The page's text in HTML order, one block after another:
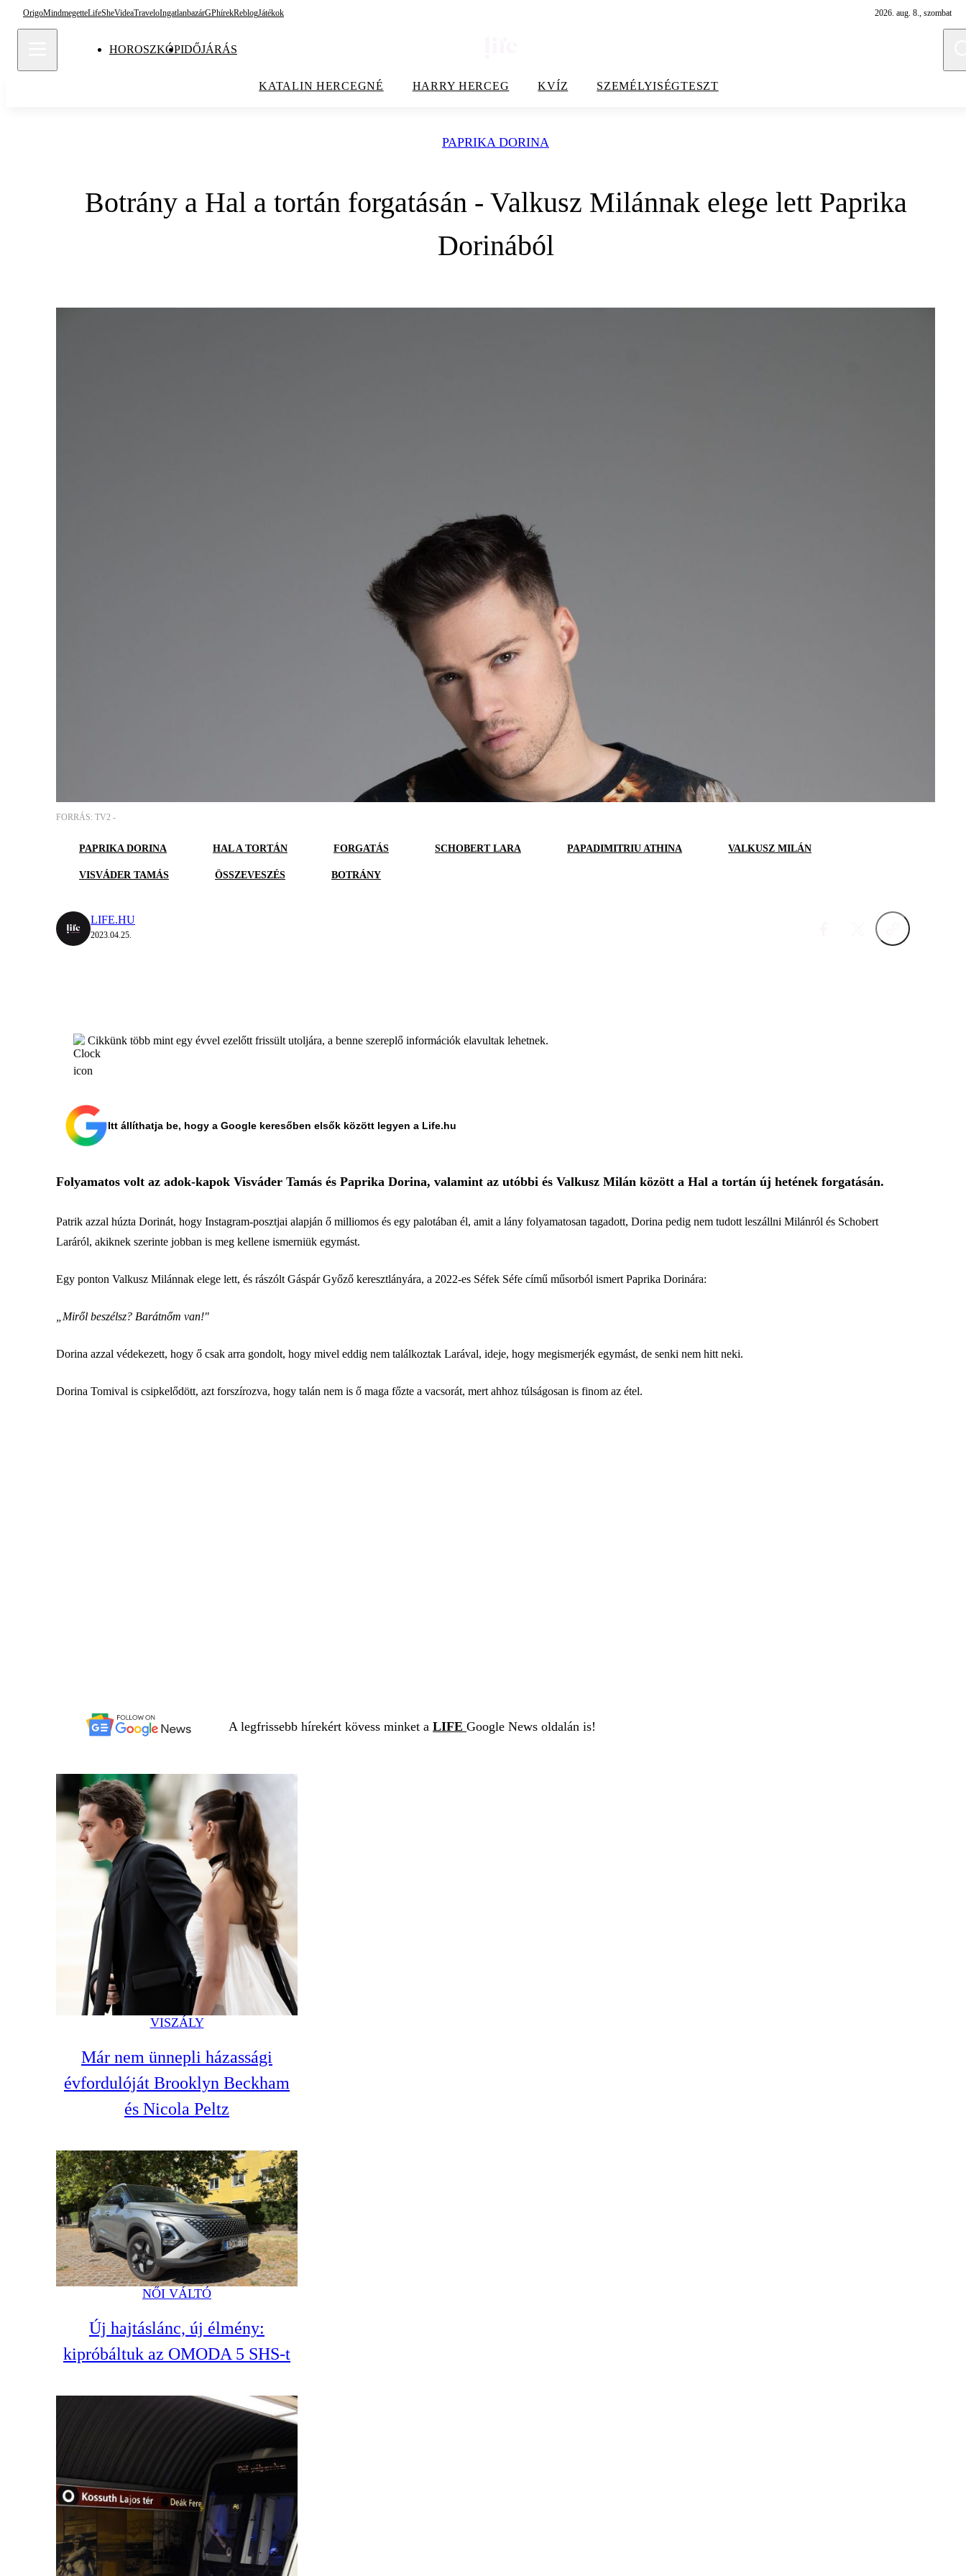
OrigoMindmegetteLifeSheVideaTraveloIngatlanbazárGPhírekReblogJátékok 2026. aug. 8., szombat
HOROSZKÓPIDŐJÁRÁS
KATALIN HERCEGNÉ HARRY HERCEG KVÍZ SZEMÉLYISÉGTESZT
PAPRIKA DORINA
Botrány a Hal a tortán forgatásán - Valkusz Milánnak elege lett Paprika
Dorinából
FORRÁS: TV2 -
PAPRIKA DORINA HAL A TORTÁN FORGATÁS SCHOBERT LARA PAPADIMITRIU ATHINA VALKUSZ MILÁN
VISVÁDER TAMÁS ÖSSZEVESZÉS BOTRÁNY
LIFE.HU
2023.04.25.
Cikkünk több mint egy évvel ezelőtt frissült utoljára, a benne szereplő információk elavultak lehetnek.
Itt állíthatja be, hogy a Google keresőben elsők között legyen a Life.hu
Folyamatos volt az adok-kapok Visváder Tamás és Paprika Dorina, valamint az utóbbi és Valkusz Milán között a Hal a tortán új hetének forgatásán.
Patrik azzal húzta Dorinát, hogy Instagram-posztjai alapján ő milliomos és egy palotában él, amit a lány folyamatosan tagadott, Dorina pedig nem tudott leszállni Milánról és Schobert
Laráról, akiknek szerinte jobban is meg kellene ismerniük egymást.
Egy ponton Valkusz Milánnak elege lett, és rászólt Gáspár Győző keresztlányára, a 2022-es Séfek Séfe című műsorból ismert Paprika Dorinára:
„Miről beszélsz? Barátnőm van!"
Dorina azzal védekezett, hogy ő csak arra gondolt, hogy mivel eddig nem találkoztak Larával, ideje, hogy megismerjék egymást, de senki nem hitt neki.
Dorina Tomival is csipkelődött, azt forszírozva, hogy talán nem is ő maga főzte a vacsorát, mert ahhoz túlságosan is finom az étel.
A legfrissebb hírekért kövess minket a LIFE Google News oldalán is!
VISZÁLY
Már nem ünnepli házassági
évfordulóját Brooklyn Beckham
és Nicola Peltz
NŐI VÁLTÓ
Új hajtáslánc, új élmény:
kipróbáltuk az OMODA 5 SHS-t